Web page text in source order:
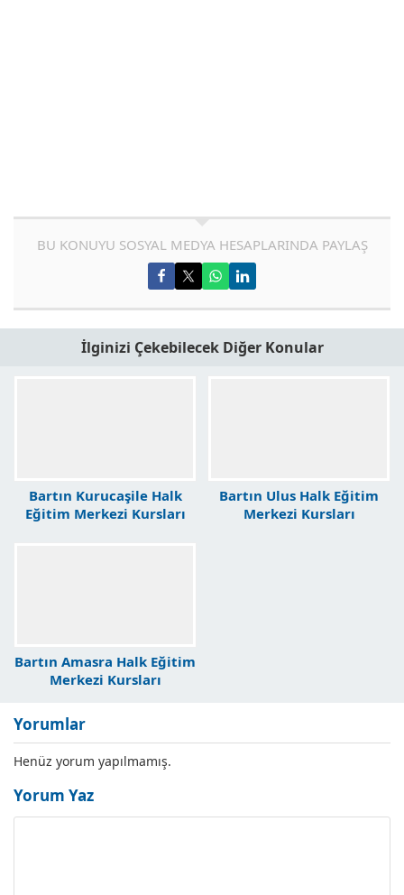
BU KONUYU SOSYAL MEDYA HESAPLARINDA PAYLAŞ
İlginizi Çekebilecek Diğer Konular
Bartın Kurucaşile Halk
Eğitim Merkezi Kursları
Bartın Ulus Halk Eğitim
Merkezi Kursları
Bartın Amasra Halk Eğitim
Merkezi Kursları
Yorumlar
Henüz yorum yapılmamış.
Yorum Yaz